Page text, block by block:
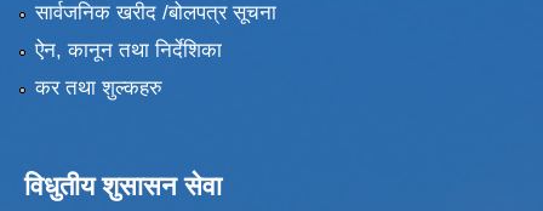
सार्वजनिक खरीद /बोलपत्र सूचना
ऐन, कानून तथा निर्देशिका
कर तथा शुल्कहरु
विधुतीय शुसासन सेवा